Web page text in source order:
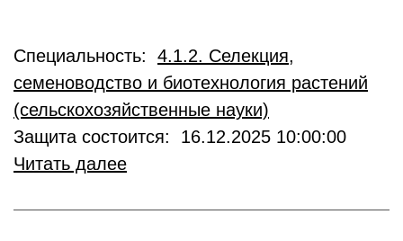
Специальность: 4.1.2. Селекция,
семеноводство и биотехнология растений
(сельскохозяйственные науки)
Защита состоится: 16.12.2025 10:00:00
Читать далее